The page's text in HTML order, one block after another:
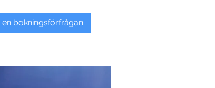
en bokningsförfrågan